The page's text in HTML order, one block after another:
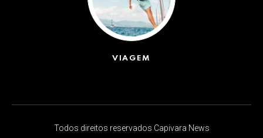
VIAGEM
Todos direitos reservados Capivara News